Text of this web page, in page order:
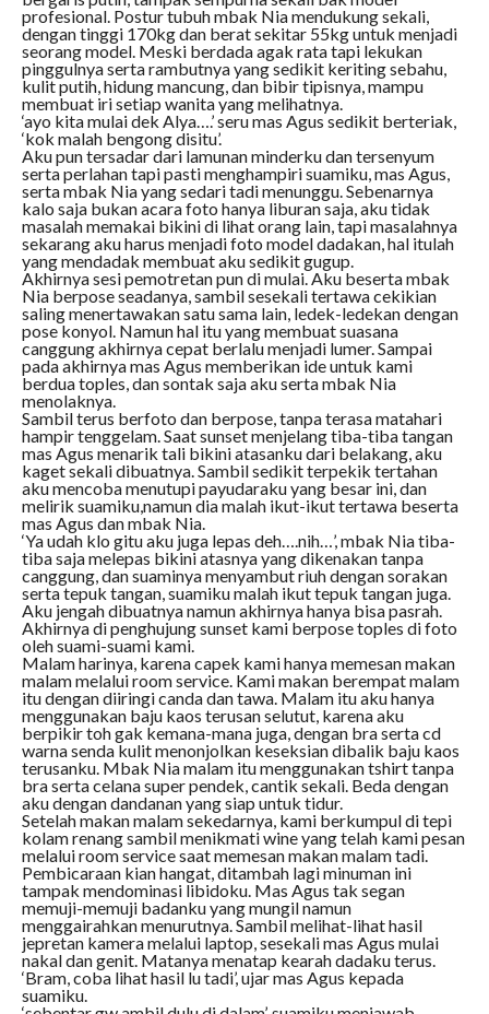
profesional. Postur tubuh mbak Nia mendukung sekali,
dengan tinggi 170kg dan berat sekitar 55kg untuk menjadi
seorang model. Meski berdada agak rata tapi lekukan
pinggulnya serta rambutnya yang sedikit keriting sebahu,
kulit putih, hidung mancung, dan bibir tipisnya, mampu
membuat iri setiap wanita yang melihatnya.
‘ayo kita mulai dek Alya….’ seru mas Agus sedikit berteriak,
‘kok malah bengong disitu’.
Aku pun tersadar dari lamunan minderku dan tersenyum
serta perlahan tapi pasti menghampiri suamiku, mas Agus,
serta mbak Nia yang sedari tadi menunggu. Sebenarnya
kalo saja bukan acara foto hanya liburan saja, aku tidak
masalah memakai bikini di lihat orang lain, tapi masalahnya
sekarang aku harus menjadi foto model dadakan, hal itulah
yang mendadak membuat aku sedikit gugup.
Akhirnya sesi pemotretan pun di mulai. Aku beserta mbak
Nia berpose seadanya, sambil sesekali tertawa cekikian
saling menertawakan satu sama lain, ledek-ledekan dengan
pose konyol. Namun hal itu yang membuat suasana
canggung akhirnya cepat berlalu menjadi lumer. Sampai
pada akhirnya mas Agus memberikan ide untuk kami
berdua toples, dan sontak saja aku serta mbak Nia
menolaknya.
Sambil terus berfoto dan berpose, tanpa terasa matahari
hampir tenggelam. Saat sunset menjelang tiba-tiba tangan
mas Agus menarik tali bikini atasanku dari belakang, aku
kaget sekali dibuatnya. Sambil sedikit terpekik tertahan
aku mencoba menutupi payudaraku yang besar ini, dan
melirik suamiku,namun dia malah ikut-ikut tertawa beserta
mas Agus dan mbak Nia.
‘Ya udah klo gitu aku juga lepas deh….nih…’, mbak Nia tiba-
tiba saja melepas bikini atasnya yang dikenakan tanpa
canggung, dan suaminya menyambut riuh dengan sorakan
serta tepuk tangan, suamiku malah ikut tepuk tangan juga.
Aku jengah dibuatnya namun akhirnya hanya bisa pasrah.
Akhirnya di penghujung sunset kami berpose toples di foto
oleh suami-suami kami.
Malam harinya, karena capek kami hanya memesan makan
malam melalui room service. Kami makan berempat malam
itu dengan diiringi canda dan tawa. Malam itu aku hanya
menggunakan baju kaos terusan selutut, karena aku
berpikir toh gak kemana-mana juga, dengan bra serta cd
warna senda kulit menonjolkan keseksian dibalik baju kaos
terusanku. Mbak Nia malam itu menggunakan tshirt tanpa
bra serta celana super pendek, cantik sekali. Beda dengan
aku dengan dandanan yang siap untuk tidur.
Setelah makan malam sekedarnya, kami berkumpul di tepi
kolam renang sambil menikmati wine yang telah kami pesan
melalui room service saat memesan makan malam tadi.
Pembicaraan kian hangat, ditambah lagi minuman ini
tampak mendominasi libidoku. Mas Agus tak segan
memuji-memuji badanku yang mungil namun
menggairahkan menurutnya. Sambil melihat-lihat hasil
jepretan kamera melalui laptop, sesekali mas Agus mulai
nakal dan genit. Matanya menatap kearah dadaku terus.
‘Bram, coba lihat hasil lu tadi’, ujar mas Agus kepada
suamiku.